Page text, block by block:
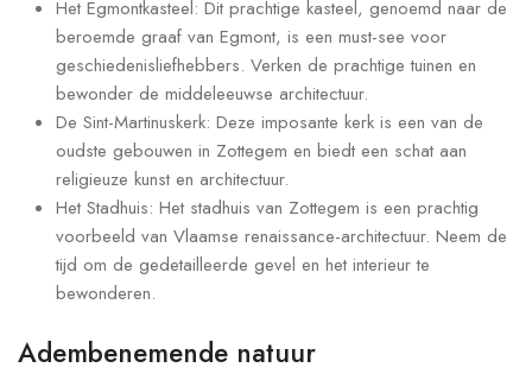
Het Egmontkasteel: Dit prachtige kasteel, genoemd naar de
beroemde graaf van Egmont, is een must-see voor
geschiedenisliefhebbers. Verken de prachtige tuinen en
bewonder de middeleeuwse architectuur.
De Sint-Martinuskerk: Deze imposante kerk is een van de
oudste gebouwen in Zottegem en biedt een schat aan
religieuze kunst en architectuur.
Het Stadhuis: Het stadhuis van Zottegem is een prachtig
voorbeeld van Vlaamse renaissance-architectuur. Neem de
tijd om de gedetailleerde gevel en het interieur te
bewonderen.
Adembenemende natuur